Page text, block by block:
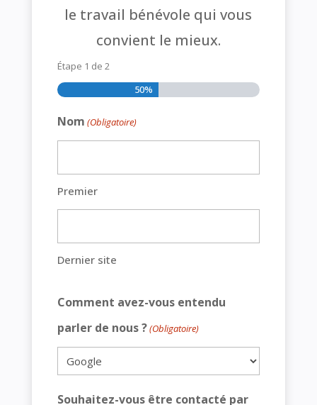
le travail bénévole qui vous
convient le mieux.
Étape 1 de 2
50%
Nom (Obligatoire)
Premier
Dernier site
Comment avez-vous entendu
parler de nous ?(Obligatoire)
Souhaitez-vous être contacté par